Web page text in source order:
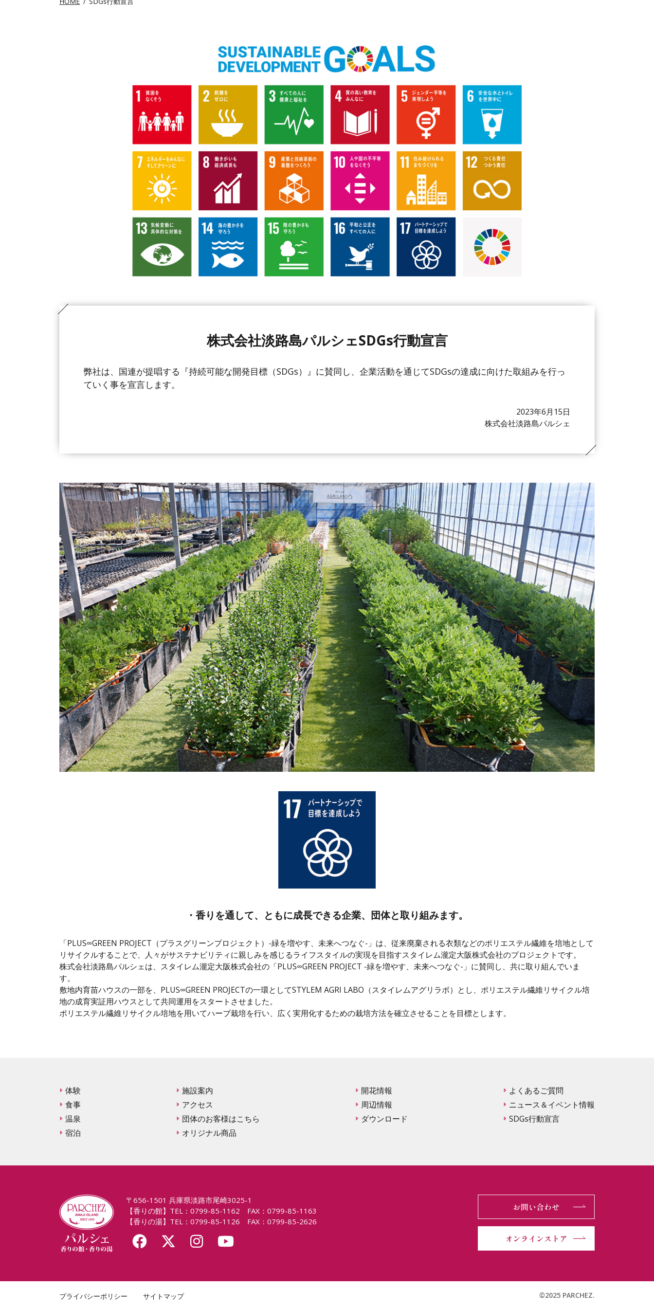
株式会社淡路島パルシェSDGs行動宣言
弊社は、国連が提唱する『持続可能な開発目標（SDGs）』に賛同し、企業活動を通じてSDGsの達成に向けた取組みを行っ
ていく事を宣言します。
2023年6月15日
株式会社淡路島パルシェ
・香りを通して、ともに成長できる企業、団体と取り組みます。
「PLUS∞GREEN PROJECT（プラスグリーンプロジェクト）-緑を増やす、未来へつなぐ-」は、従来廃棄される衣類などのポリエステル繊維を培地として
リサイクルすることで、人々がサステナビリティに親しみを感じるライフスタイルの実現を目指すスタイレム瀧定大阪株式会社のプロジェクトです。
株式会社淡路島パルシェは、スタイレム瀧定大阪株式会社の「PLUS∞GREEN PROJECT -緑を増やす、未来へつなぐ-」に賛同し、共に取り組んでいま
す。
敷地内育苗ハウスの一部を、PLUS∞GREEN PROJECTの一環としてSTYLEM AGRI LABO（スタイレムアグリラボ）とし、ポリエステル繊維リサイクル培
地の成育実証用ハウスとして共同運用をスタートさせました。
ポリエステル繊維リサイクル培地を用いてハーブ栽培を行い、広く実用化するための栽培方法を確立させることを目標とします。
体験
食事
温泉
宿泊
施設案内
アクセス
団体のお客様はこちら
オリジナル商品
開花情報
周辺情報
ダウンロード
よくあるご質問
ニュース＆イベント情報
SDGs行動宣言
〒656-1501 兵庫県淡路市尾崎3025-1
【香りの館】TEL：0799-85-1162 FAX：0799-85-1163
【香りの湯】TEL：0799-85-1126 FAX：0799-85-2626
お問い合わせ
オンラインストア
プライバシーポリシー サイトマップ ©2025 PARCHEZ.